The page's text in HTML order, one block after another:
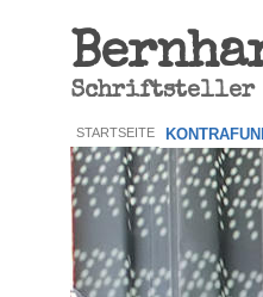
Schriftsteller
STARTSEITE